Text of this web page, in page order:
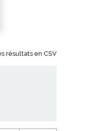
résultats en CSV